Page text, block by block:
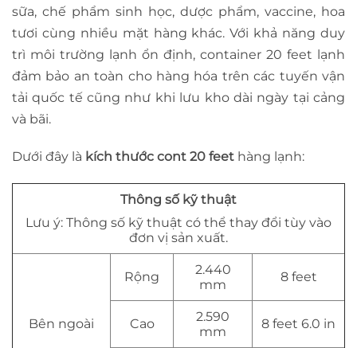
sữa, chế phẩm sinh học, dược phẩm, vaccine, hoa
tươi cùng nhiều mặt hàng khác. Với khả năng duy
trì môi trường lạnh ổn định, container 20 feet lạnh
đảm bảo an toàn cho hàng hóa trên các tuyến vận
tải quốc tế cũng như khi lưu kho dài ngày tại cảng
và bãi.
Dưới đây là kích thước cont 20 feet hàng lạnh:
Thông số kỹ thuật
Lưu ý: Thông số kỹ thuật có thể thay đổi tùy vào
đơn vị sản xuất.
Bên ngoài
Rộng
2.440
mm
8 feet
Cao
2.590
mm
8 feet 6.0 in